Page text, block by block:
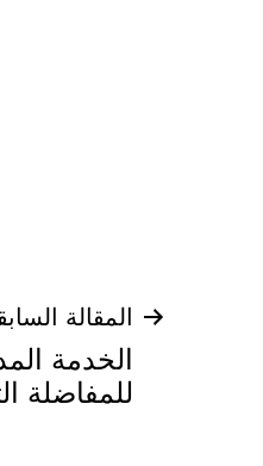
تصفّح
المقالة
للمفاضلة